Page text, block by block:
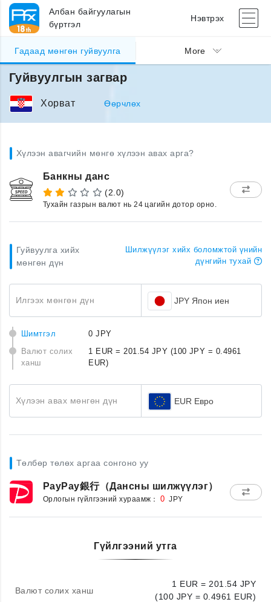
Албан байгуулагын
бүртгэл
Нэвтрэх
Гадаад мөнгөн гуйвуулга More
Гуйвуулгын загвар
Хорват Өөрчлөх
Хүлээн авагчийн мөнгө хүлээн авах арга?
Банкны данс
(2.0)
Тухайн газрын валют нь 24 цагийн дотор орно.
Гуйвуулга хийх
мөнгөн дүн
Шилжүүлэг хийх боломжтой үнийн
дүнгийн тухай
Илгээх мөнгөн дүн JPY Япон иен
Шимтгэл
0 JPY
Валют солих
ханш
1 EUR = 201.54 JPY (100 JPY = 0.4961
EUR)
Хүлээн авах мөнгөн дүн EUR Евро
Төлбөр төлөх аргаа сонгоно уу
PayPay銀行（Дансны шилжүүлэг）
Орлогын гүйлгээний хураамж： 0 JPY
Гүйлгээний утга
Валют солих ханш
1 EUR = 201.54 JPY
(100 JPY = 0.4961 EUR)